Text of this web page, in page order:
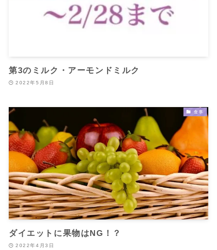
第3のミルク・アーモンドミルク
2022年5月8日
食事
ダイエットに果物はNG！？
2022年4月3日